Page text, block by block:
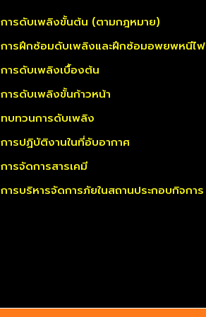
การดับเพลิงขั้นต้น (ตามกฎหมาย)
การฝึกซ้อมดับเพลิงและฝึกซ้อมอพยพหนีไฟ
การดับเพลิงเบื้องต้น
การดับเพลิงขั้นก้าวหน้า
ทบทวนการดับเพลิง
การปฏิบัติงานในที่อับอากาศ
การจัดการสารเคมี
การบริหารจัดการภัยในสถานประกอบกิจการ